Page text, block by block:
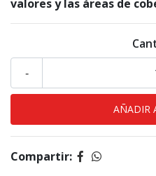
valores y las áreas de
-
Compartir: